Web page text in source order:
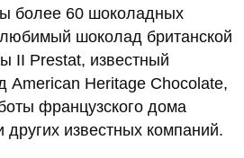
более 60 шоколадных
шоколад британской
II Prestat, известный
American Heritage Chocolate,
французского дома
известных компаний.